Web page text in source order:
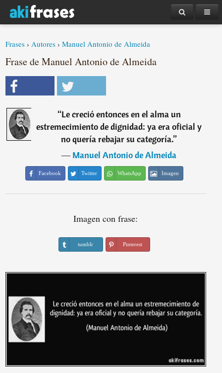
Frases ›Autores ›Manuel Antonio de Almeida
Frase de Manuel Antonio de Almeida
“Le creció entonces en el alma un
estremecimiento de dignidad: ya era oficial y
no quería rebajar su categoría.”
―Manuel Antonio de Almeida
Facebook Twitter WhatsApp Imagen
Imagen con frase:
tumblr Pinterest